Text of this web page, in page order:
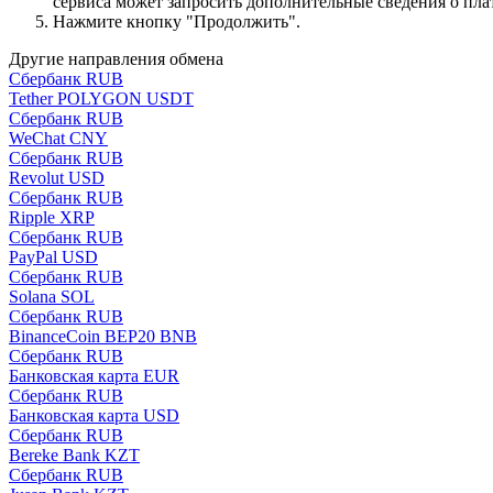
Нажмите кнопку "Продолжить".
Другие направления обмена
Сбербанк RUB
Tether POLYGON USDT
Сбербанк RUB
WeChat CNY
Сбербанк RUB
Revolut USD
Сбербанк RUB
Ripple XRP
Сбербанк RUB
PayPal USD
Сбербанк RUB
Solana SOL
Сбербанк RUB
BinanceCoin BEP20 BNB
Сбербанк RUB
Банковская карта EUR
Сбербанк RUB
Банковская карта USD
Сбербанк RUB
Bereke Bank KZT
Сбербанк RUB